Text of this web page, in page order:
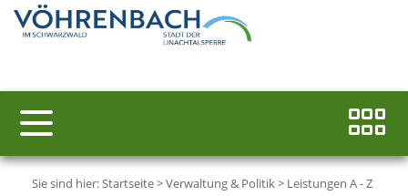
Sie sind hier:Startseite>Verwaltung & Politik> Leistungen A - Z